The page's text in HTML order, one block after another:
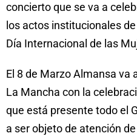
concierto que se va a
los actos institucionales
Día Internacional de las
El 8 de Marzo Almansa va
La Mancha con la
que está presente todo el
a ser objeto de atención